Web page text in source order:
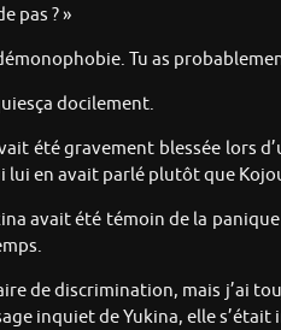
pas ? »
Tu as
docilement.
été gravement blessée lors
lui en avait parlé plutôt que
avait été témoin de la
de discrimination, mais j’ai
inquiet de Yukina, elle